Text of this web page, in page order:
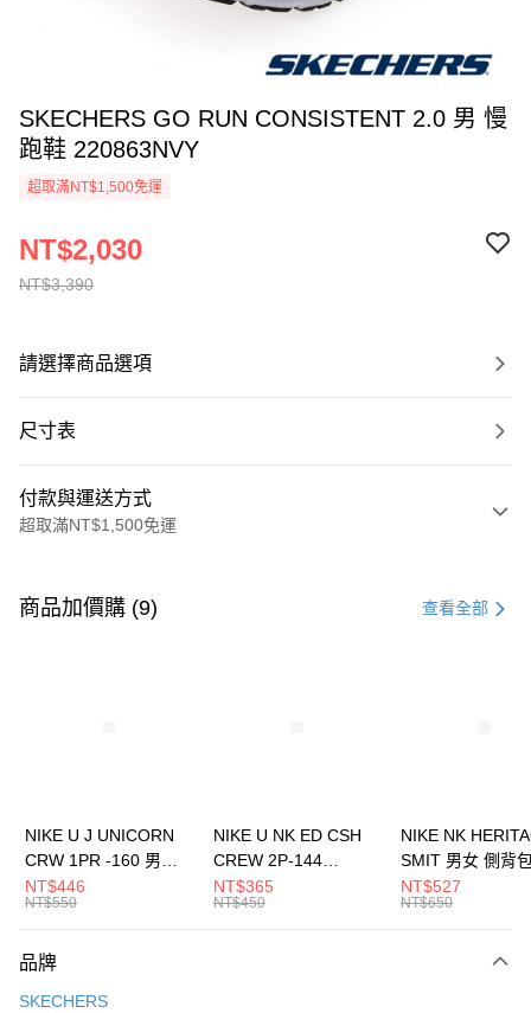
SKECHERS GO RUN CONSISTENT 2.0 男 慢
跑鞋 220863NVY
超取滿NT$1,500免運
NT$3,390
NT$2,030
請選擇商品選項
尺寸表
付款與運送方式
超取滿NT$1,500免運
信用卡一次付款
元大商業銀行
台灣樂天信用卡公司
全盈+PAY
AFTEE先享後付
【關於「AFTEE先享後付」】
便利好安心！
運送方式
商品加價購 (9) 查看全部
NIKE U J UNICORN
CRW 1PR -160 男女
中統襪 FZ3393100
NT$446
NT$550
NIKE U NK ED CSH
CREW 2P-144
EMBRDY 男女 短統襪
FZ3073133
NT$365
NT$450
NIKE NK
SMIT 男女 側背
BA5871010
NT$527
NT$650
品牌
SKECHERS